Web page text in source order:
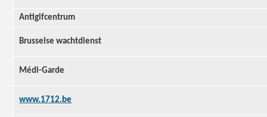
Antigifcentrum
Brusselse wachtdienst
Médi-Garde
www.1712.be